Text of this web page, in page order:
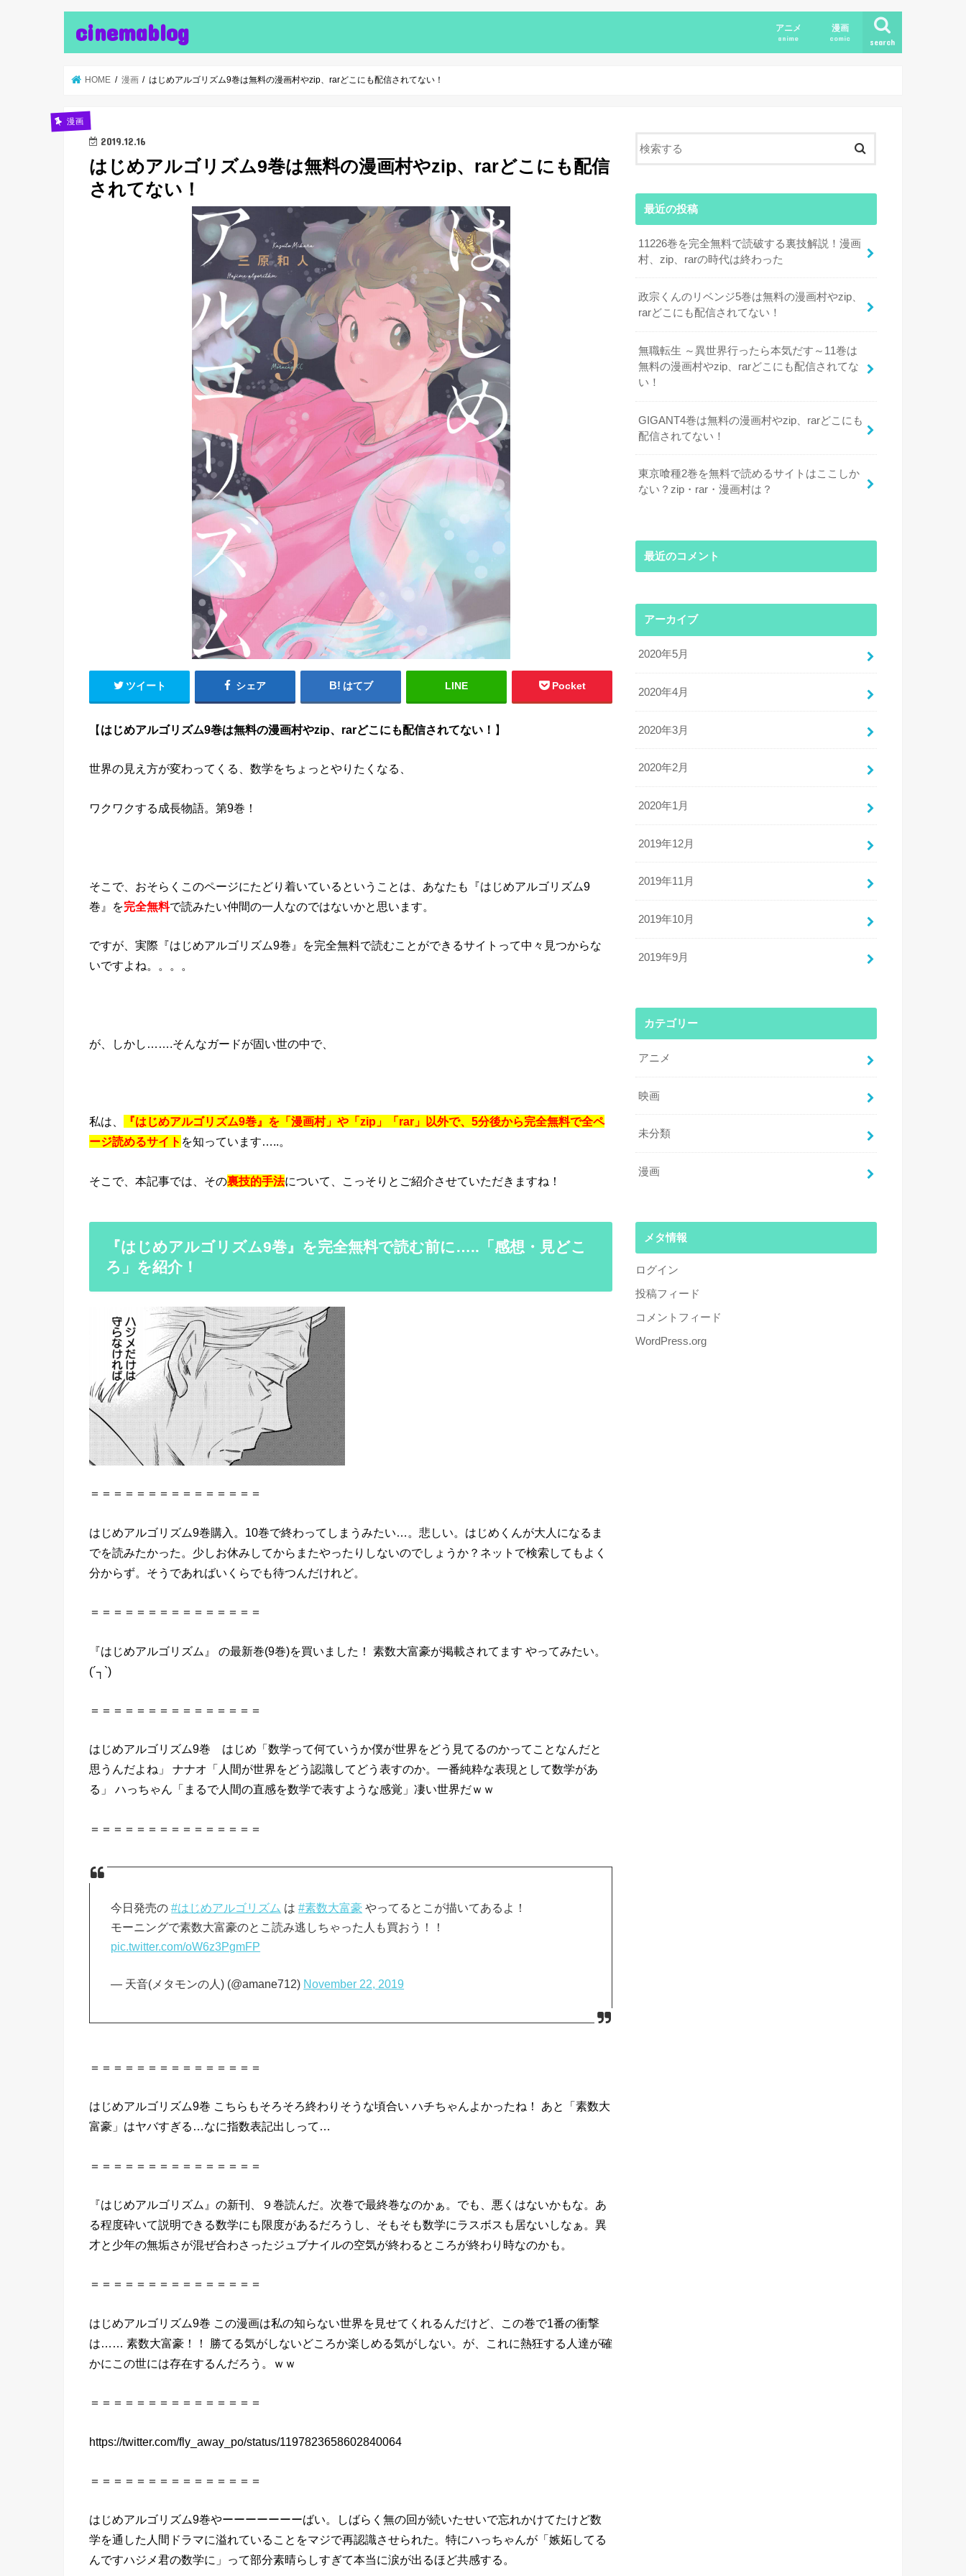
cinemablog search
アニメ
anime
漫画
comic
HOME 漫画 はじめアルゴリズム9巻は無料の漫画村やzip、rarどこにも配信されてない！
漫画
2019.12.16
はじめアルゴリズム9巻は無料の漫画村やzip、rarどこにも配信
されてない！
ツイート シェア はてブ LINE Pocket
【はじめアルゴリズム9巻は無料の漫画村やzip、rarどこにも配信されてない！ 】
世界の見え方が変わってくる、数学をちょっとやりたくなる、
ワクワクする成長物語。第9巻！
そこで、おそらくこのページにたどり着いているということは、あなたも『はじめアルゴリズム9
巻』を完全無料で読みたい仲間の一人なのではないかと思います。
ですが、実際『はじめアルゴリズム9巻』を完全無料で読むことができるサイトって中々見つからな
いですよね。。。。
が、しかし…….そんなガードが固い世の中で、
私は、
『はじめアルゴリズム9巻』を「漫画村」や「zip」「rar」以外で、5分後から完全無料で全ペ
ージ読めるサイト を知っています…..。
そこで、本記事では、その裏技的手法について、こっそりとご紹介させていただきますね！
『はじめアルゴリズム9巻』を完全無料で読む前に…..「感想・見どこ
ろ」を紹介！
＝＝＝＝＝＝＝＝＝＝＝＝＝＝＝
はじめアルゴリズム9巻購入。10巻で終わってしまうみたい…。悲しい。はじめくんが大人になるま
でを読みたかった。少しお休みしてからまたやったりしないのでしょうか？ネットで検索してもよく
分からず。そうであればいくらでも待つんだけれど。
＝＝＝＝＝＝＝＝＝＝＝＝＝＝＝
『はじめアルゴリズム』 の最新巻(9巻)を買いました！ 素数大富豪が掲載されてます やってみたい。
(´┐`)
＝＝＝＝＝＝＝＝＝＝＝＝＝＝＝
はじめアルゴリズム9巻 はじめ「数学って何ていうか僕が世界をどう見てるのかってことなんだと
思うんだよね」 ナナオ「人間が世界をどう認識してどう表すのか。一番純粋な表現として数学があ
る」 ハっちゃん「まるで人間の直感を数学で表すような感覚」凄い世界だｗｗ
＝＝＝＝＝＝＝＝＝＝＝＝＝＝＝
今日発売の#はじめアルゴリズム は#素数大富豪 やってるとこが描いてあるよ！
モーニングで素数大富豪のとこ読み逃しちゃった人も買おう！！
pic.twitter.com/oW6z3PgmFP
— 天音(メタモンの人) (@amane712) November 22, 2019
＝＝＝＝＝＝＝＝＝＝＝＝＝＝＝
はじめアルゴリズム9巻 こちらもそろそろ終わりそうな頃合い ハチちゃんよかったね！ あと「素数大
富豪」はヤバすぎる…なに指数表記出しって…
＝＝＝＝＝＝＝＝＝＝＝＝＝＝＝
『はじめアルゴリズム』の新刊、９巻読んだ。次巻で最終巻なのかぁ。でも、悪くはないかもな。あ
る程度砕いて説明できる数学にも限度があるだろうし、そもそも数学にラスボスも居ないしなぁ。異
才と少年の無垢さが混ぜ合わさったジュブナイルの空気が終わるところが終わり時なのかも。
＝＝＝＝＝＝＝＝＝＝＝＝＝＝＝
はじめアルゴリズム9巻 この漫画は私の知らない世界を見せてくれるんだけど、この巻で1番の衝撃
は…… 素数大富豪！！ 勝てる気がしないどころか楽しめる気がしない。が、これに熱狂する人達が確
かにこの世には存在するんだろう。ｗｗ
＝＝＝＝＝＝＝＝＝＝＝＝＝＝＝
https://twitter.com/fly_away_po/status/1197823658602840064
＝＝＝＝＝＝＝＝＝＝＝＝＝＝＝
はじめアルゴリズム9巻やーーーーーーーばい。しばらく無の回が続いたせいで忘れかけてたけど数
学を通した人間ドラマに溢れていることをマジで再認識させられた。特にハっちゃんが「嫉妬してる
んですハジメ君の数学に」って部分素晴らしすぎて本当に涙が出るほど共感する。
最近の投稿
11226巻を完全無料で読破する裏技解説！漫画
村、zip、rarの時代は終わった
政宗くんのリベンジ5巻は無料の漫画村やzip、
rarどこにも配信されてない！
無職転生 ～異世界行ったら本気だす～11巻は
無料の漫画村やzip、rarどこにも配信されてな
い！
GIGANT4巻は無料の漫画村やzip、rarどこにも
配信されてない！
東京喰種2巻を無料で読めるサイトはここしか
ない？zip・rar・漫画村は？
最近のコメント
アーカイブ
2020年5月
2020年4月
2020年3月
2020年2月
2020年1月
2019年12月
2019年11月
2019年10月
2019年9月
カテゴリー
アニメ
映画
未分類
漫画
メタ情報
ログイン
投稿フィード
コメントフィード
WordPress.org